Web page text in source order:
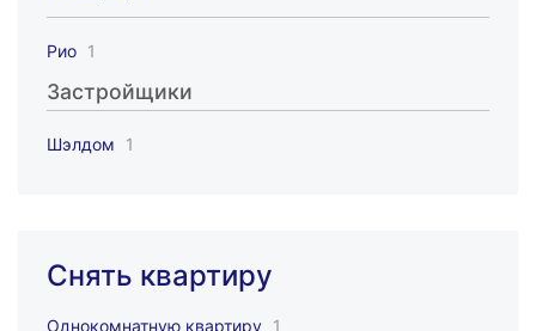
Рио 1
Застройщики
Шэлдом 1
Снять квартиру
Однокомнатную квартиру 1